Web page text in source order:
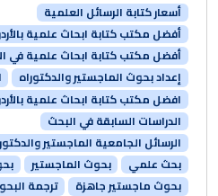
أسعار كتابة الرسائل العلمية
أفضل مكتب كتابة ابحاث علمية
أفضل مكتب كتابة ابحاث علمية في
إعداد بحوث الماجستير والدكتوراه
افضل مكتب كتابة ابحاث علمية
الدراسات السابقة في البحث
الرسائل الجامعية الماجستير
بحث علمي
بحوث الماجستير
بحوث ماجستير جاهزة
ترجمة